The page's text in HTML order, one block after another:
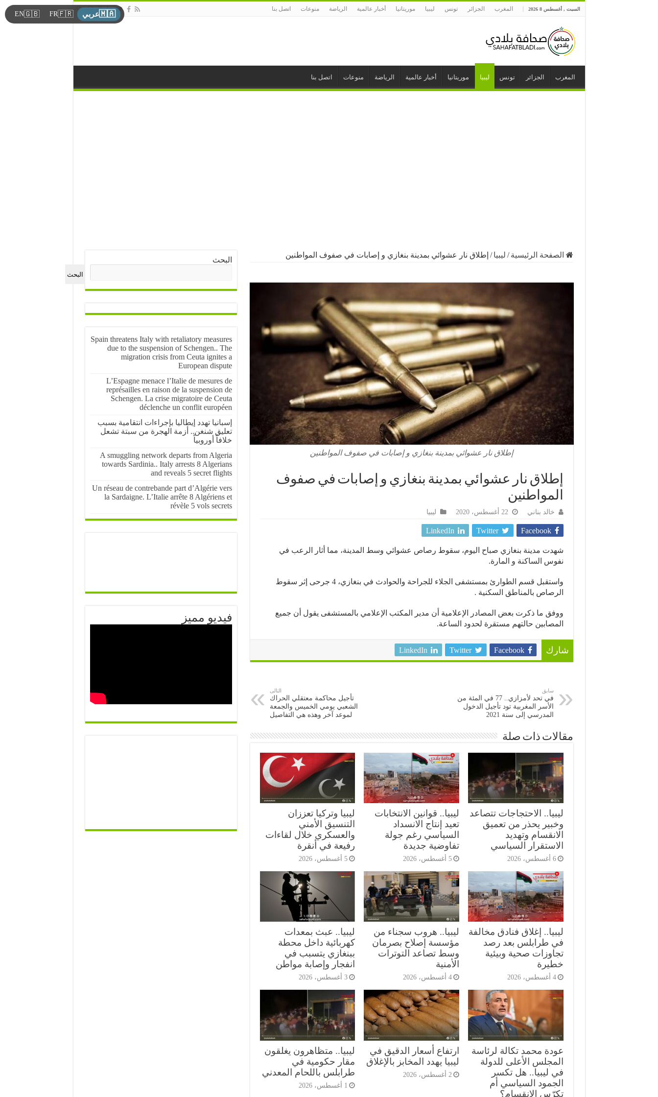
السبت , أغسطس 8 2026 المغرب الجزائر تونس ليبيا موريتانيا أخبار عالمية الرياضة منوعات اتصل بنا
المغرب الجزائر تونس ليبيا موريتانيا أخبار عالمية الرياضة منوعات اتصل بنا
الصفحة الرئيسية / ليبيا / إطلاق نار عشوائي بمدينة بنغازي و إصابات في صفوف المواطنين
إطلاق نار عشوائي بمدينة بنغازي و إصابات في صفوف المواطنين
إطلاق نار عشوائي بمدينة بنغازي و إصابات في صفوف
المواطنين
خالد بناني 22 أغسطس، 2020 ليبيا
Facebook
Twitter
LinkedIn
شهدت مدينة بنغازي صباح اليوم، سقوط رصاص عشوائي وسط المدينة، مما أثار الرعب في
نفوس الساكنة و المارة.
واستقبل قسم الطوارئ بمستشفى الجلاء للجراحة والحوادث في بنغازي، 4 جرحى إثر سقوط
الرصاص بالمناطق السكنية .
ووفق ما ذكرت بعض المصادر الإعلامية أن مدير المكتب الإعلامي بالمستشفى يقول أن جميع
المصابين حالتهم مستقرة لحدود الساعة.
شارك Facebook
Twitter
LinkedIn
سابق
في تحد لأمزازي.. 77 في المئة من
الأسر المغربية تود تأجيل الدخول
المدرسي إلى سنة 2021
التالى
تأجيل محاكمة معتقلي الحراك
الشعبي يومي الخميس والجمعة
لموعد آخر وهذه هي التفاصيل
مقالات ذات صلة
ليبيا.. الاحتجاجات تتصاعد
وخبير يحذر من تعميق
الانقسام وتهديد
الاستقرار السياسي
6 أغسطس، 2026
ليبيا.. قوانين الانتخابات
تعيد إنتاج الانسداد
السياسي رغم جولة
تفاوضية جديدة
5 أغسطس، 2026
ليبيا وتركيا تعززان
التنسيق الأمني
والعسكري خلال لقاءات
رفيعة في أنقرة
5 أغسطس، 2026
ليبيا.. إغلاق فنادق مخالفة
في طرابلس بعد رصد
تجاوزات صحية وبيئية
خطيرة
4 أغسطس، 2026
ليبيا.. هروب سجناء من
مؤسسة إصلاح بصرمان
وسط تصاعد التوترات
الأمنية
4 أغسطس، 2026
ليبيا.. عبث بمعدات
كهربائية داخل محطة
ببنغازي يتسبب في
انفجار وإصابة مواطن
3 أغسطس، 2026
عودة محمد تكالة لرئاسة
المجلس الأعلى للدولة
في ليبيا.. هل تكسر
الجمود السياسي أم
تكرّس الانقسام؟
ارتفاع أسعار الدقيق في
ليبيا يهدد المخابز بالإغلاق
2 أغسطس، 2026
ليبيا.. متظاهرون يغلقون
مقار حكومية في
طرابلس باللحام المعدني
1 أغسطس، 2026
البحث
البحث
Spain threatens Italy with retaliatory measures
due to the suspension of Schengen.. The
migration crisis from Ceuta ignites a
European dispute
L’Espagne menace l’Italie de mesures de
représailles en raison de la suspension de
Schengen. La crise migratoire de Ceuta
déclenche un conflit européen
إسبانيا تهدد إيطاليا بإجراءات انتقامية بسبب
تعليق شنغن.. أزمة الهجرة من سبتة تشعل
خلافاً أوروبياً
A smuggling network departs from Algeria
towards Sardinia.. Italy arrests 8 Algerians
and reveals 5 secret flights
Un réseau de contrebande part d’Algérie vers
la Sardaigne. L’Italie arrête 8 Algériens et
révèle 5 vols secrets
فيديو مميز
🇲🇦عربي 🇫🇷
FR
🇬🇧
EN